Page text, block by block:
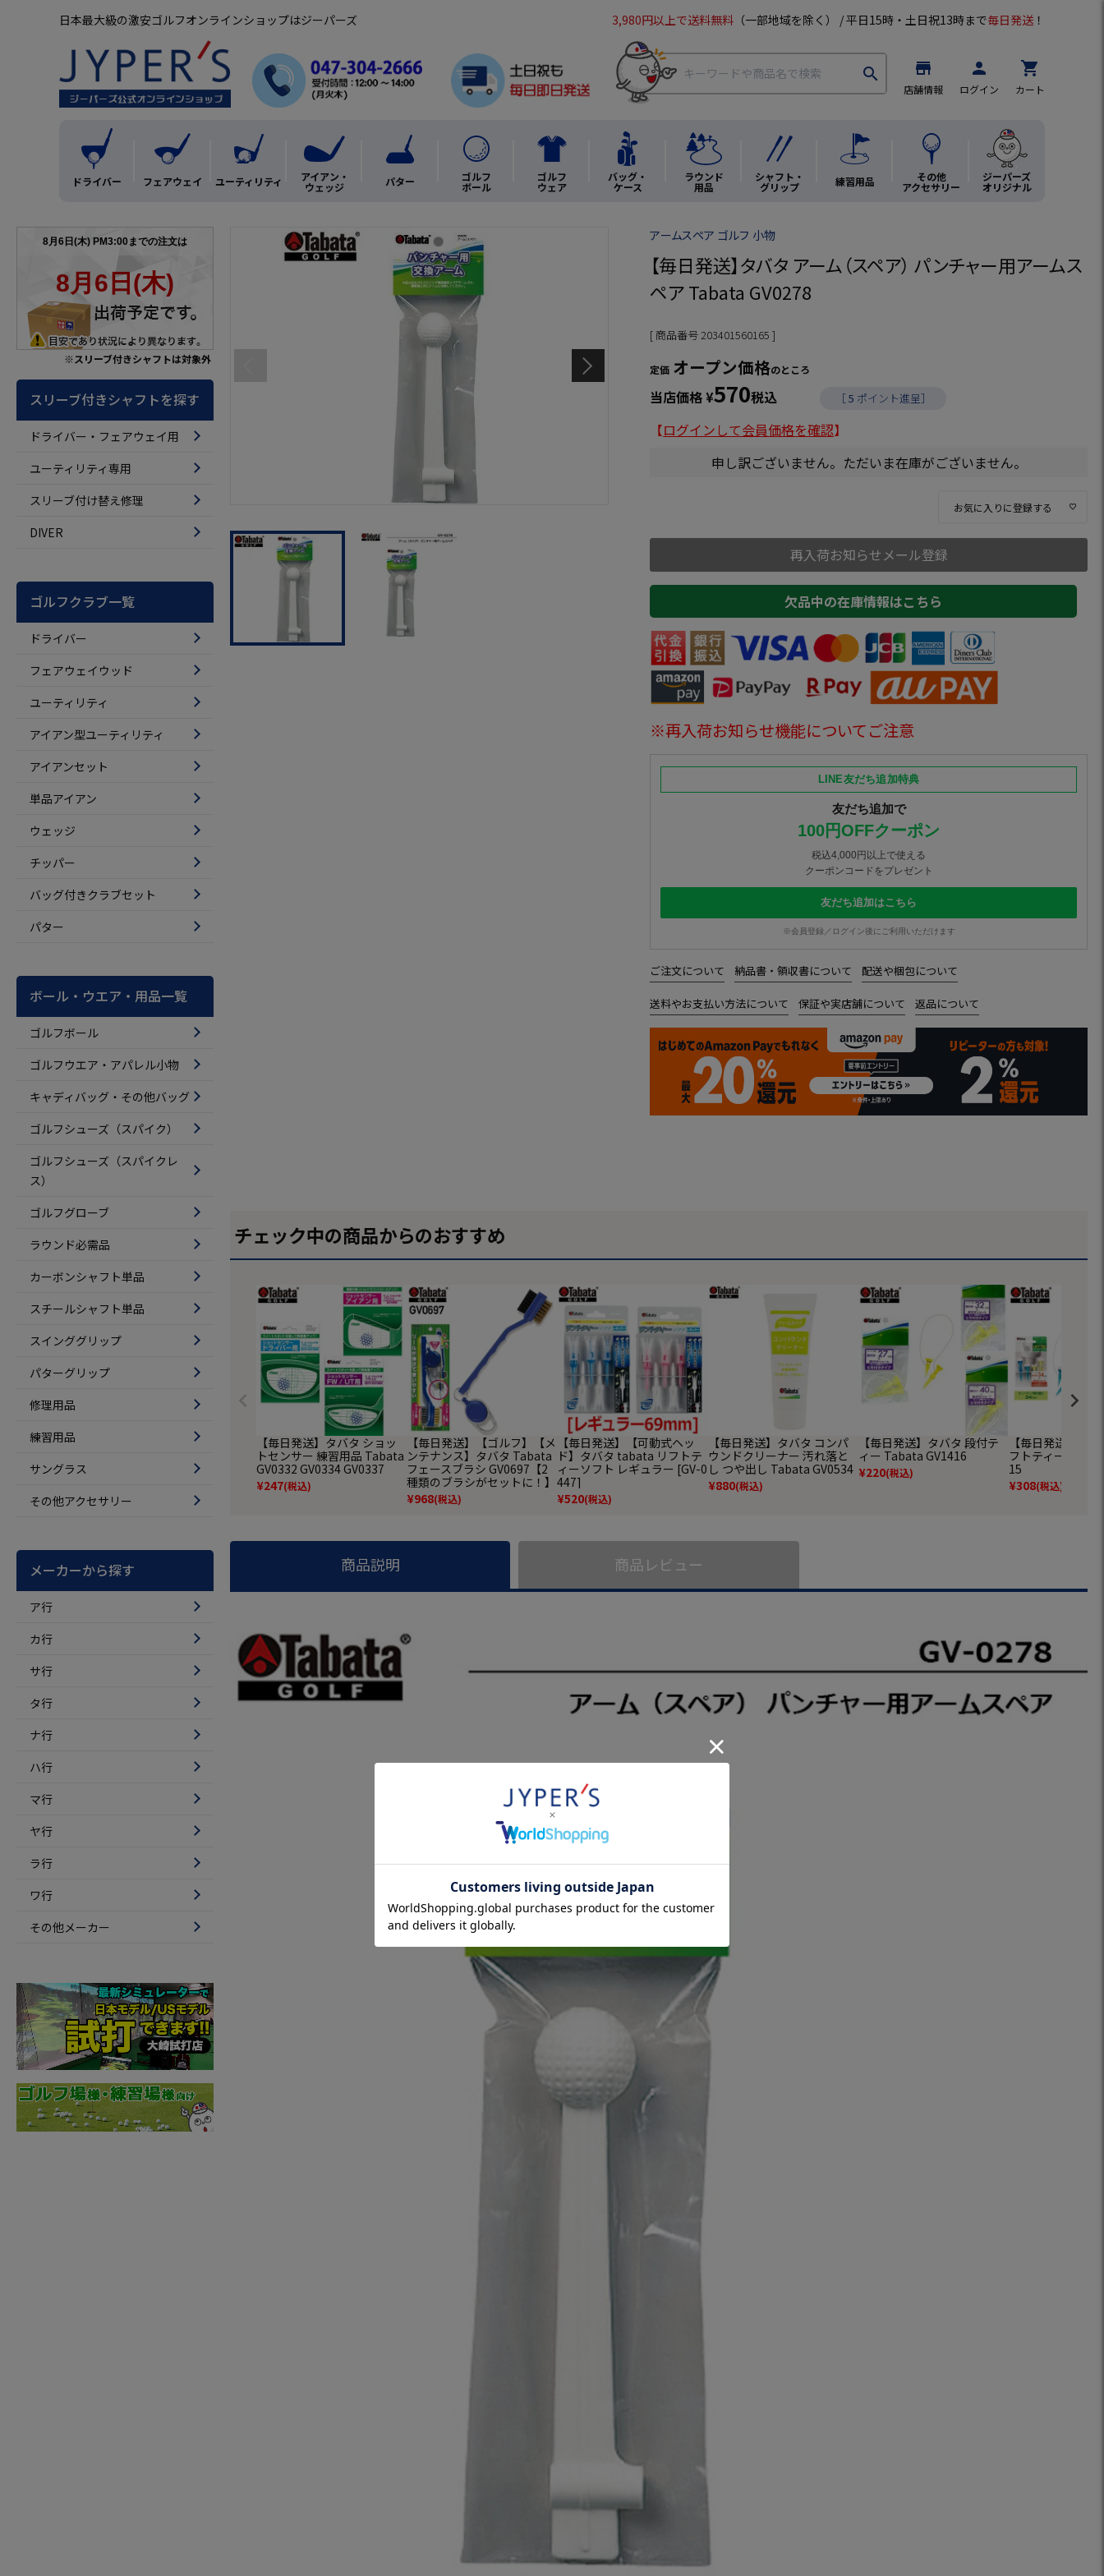
日本最大級の激安ゴルフオンラインショップはジーパーズ 3,980円以上で送料無料 （一部地域を除く） / 平日15時・土日祝13時まで毎日発送 ！
search store
店舗情報
person
ログイン
shopping_cart
カート
ドライバー フェアウェイ ユーティリティ アイアン・
ウェッジ パター ゴルフ
ボール
ゴルフ
ウェア
バッグ・
ケース
ラウンド
用品
シャフト・
グリップ 練習用品 その他
アクセサリー
ジーパーズ
オリジナル
※スリーブ付きシャフトは対象外
スリーブ付きシャフトを探す
ドライバー・フェアウェイ用
ユーティリティ専用
スリーブ付け替え修理
DIVER
ゴルフクラブ一覧
ドライバー
フェアウェイウッド
ユーティリティ
アイアン型ユーティリティ
アイアンセット
単品アイアン
ウェッジ
チッパー
バッグ付きクラブセット
パター
ボール・ウエア・用品一覧
ゴルフボール
ゴルフウエア・アパレル小物
キャディバッグ・その他バッグ
ゴルフシューズ（スパイク）
ゴルフシューズ（スパイクレ
ス）
ゴルフグローブ
ラウンド必需品
カーボンシャフト単品
スチールシャフト単品
スインググリップ
パターグリップ
修理用品
練習用品
サングラス
その他アクセサリー
メーカーから探す
ア行
カ行
サ行
タ行
ナ行
ハ行
マ行
ヤ行
ラ行
ワ行
その他メーカー
アームスペア ゴルフ 小物
【毎日発送】タバタ アーム（スペア） パンチャー用アームス
ペア Tabata GV0278
商品番号203401560165
定価 オープン価格のところ
当店価格¥570税込 ［5 ポイント進呈］
【ログインして会員価格を確認】
申し訳ございません。ただいま在庫がございません。
お気に入りに登録する
再入荷お知らせメール登録
欠品中の在庫情報はこちら
※再入荷お知らせ機能についてご注意
LINE友だち追加特典
友だち追加で
100円OFFクーポン
税込4,000円以上で使える
クーポンコードをプレゼント
友だち追加はこちら
※会員登録／ログイン後にご利用いただけます
ご注文について 納品書・領収書について 配送や梱包について
送料やお支払い方法について 保証や実店舗について 返品について
チェック中の商品からのおすすめ
【毎日発送】タバタ ショッ
トセンサー 練習用品 Tabata
GV0332 GV0334 GV0337
¥247(税込)
【毎日発送】【ゴルフ】【メ
ンテナンス】タバタ Tabata
フェースブラシ GV0697【2
種類のブラシがセットに！】
¥968(税込)
【毎日発送】【可動式ヘッ
ド】タバタ tabata リフトテ
ィーソフト レギュラー [GV-0
447]
¥520(税込)
【毎日発送】タバタ コンパ
ウンドクリーナー 汚れ落と
し つや出し Tabata GV0534
¥880(税込)
【毎日発送】タバタ 段付テ
ィー Tabata GV1416
¥220(税込)
【毎日発送】タ
フトティー ST
15
¥308(税込)
商品説明 商品レビュー